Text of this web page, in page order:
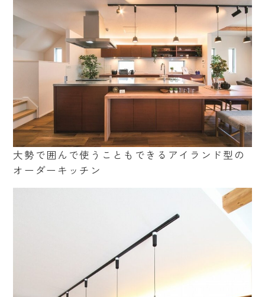
大勢で囲んで使うこともできるアイランド型の
オーダーキッチン